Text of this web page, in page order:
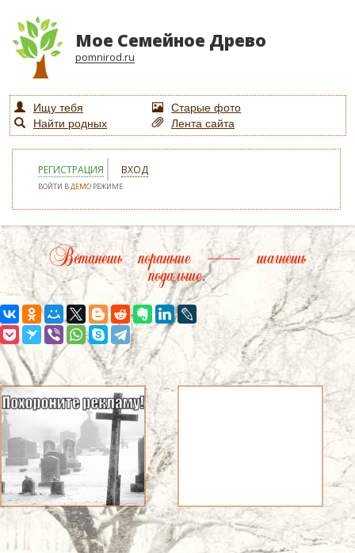
Мое Семейное Древо
pomnirod.ru
Ищу тебя
Старые фото
Найти родных
Лента сайта
РЕГИСТРАЦИЯ ВХОД
ВОЙТИ ВДЕМО РЕЖИМЕ
Встанешь пораньше — шагнешь
подальше.